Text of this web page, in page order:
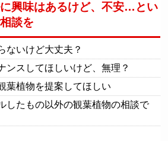
興味はあるけど、不安… とい
談を
ないけど大丈夫？
ンスしてほしいけど、無理？
葉植物を提案してほしい
したもの以外の観葉植物の相談で